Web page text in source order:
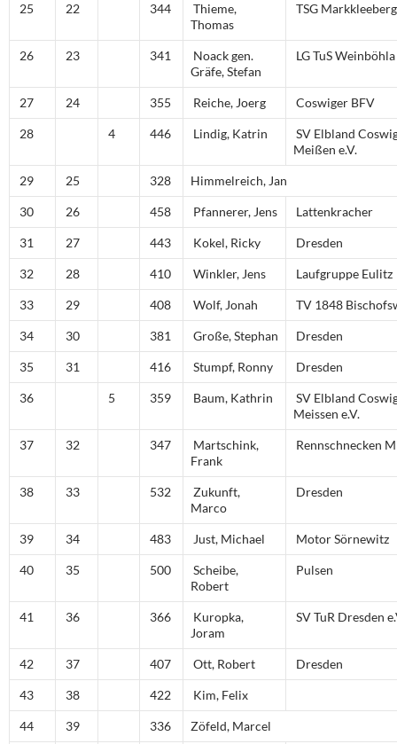
25 22 344
Thieme,
Thomas
TSG Markkleeberg
26 23 341
Noack gen.
Gräfe, Stefan
LG TuS Weinböhla
27 24 355 Reiche, Joerg Coswiger BFV
28 4 446 Lindig, Katrin
SV Elbland
Meißen e.V.
29 25 328 Himmelreich, Jan
30 26 458 Pfannerer, Jens Lattenkracher
31 27 443 Kokel, Ricky Dresden
32 28 410 Winkler, Jens Laufgruppe Eulitz
33 29 408 Wolf, Jonah TV 1848
34 30 381 Große, Stephan Dresden
35 31 416 Stumpf, Ronny Dresden
36 5 359 Baum, Kathrin
SV Elbland
Meissen e.V.
37 32 347
Martschink,
Frank
Rennschnecken
38 33 532
Zukunft,
Marco
Dresden
39 34 483 Just, Michael Motor Sörnewitz
40 35 500
Scheibe,
Robert
Pulsen
41 36 366
Kuropka,
Joram
SV TuR Dresden
42 37 407 Ott, Robert Dresden
43 38 422 Kim, Felix
44 39 336 Zöfeld, Marcel